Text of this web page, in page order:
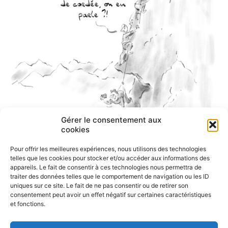
Gérer le consentement aux
cookies
Pour offrir les meilleures expériences, nous utilisons des technologies
telles que les cookies pour stocker et/ou accéder aux informations des
appareils. Le fait de consentir à ces technologies nous permettra de
traiter des données telles que le comportement de navigation ou les ID
uniques sur ce site. Le fait de ne pas consentir ou de retirer son
consentement peut avoir un effet négatif sur certaines caractéristiques
et fonctions.